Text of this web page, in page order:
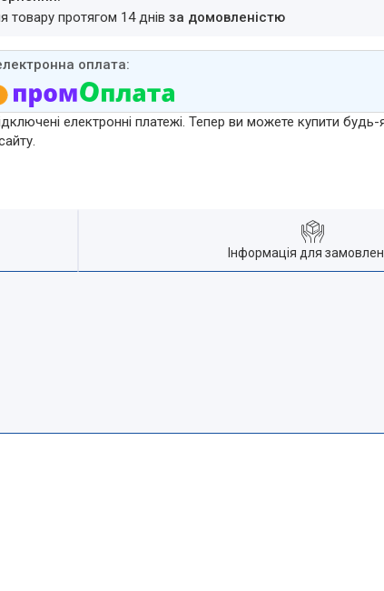
товару протягом 14 днівза домовленістю
електронні платежі. Тепер ви можете купити
Інформація для